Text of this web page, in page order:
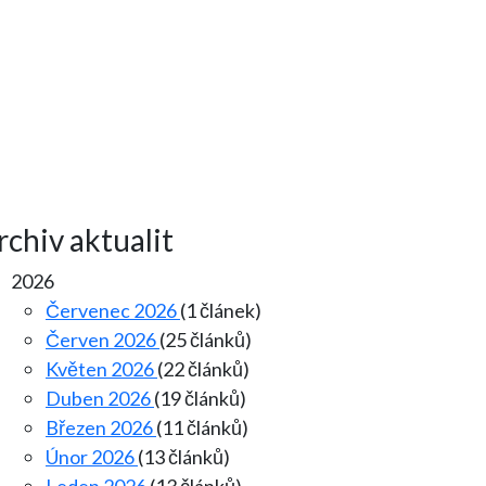
aktualit
2026
Červenec 2026(1 článek)
Červen 2026(25 článků)
Květen 2026(22 článků)
Duben 2026(19 článků)
Březen 2026(11 článků)
Únor 2026(13 článků)